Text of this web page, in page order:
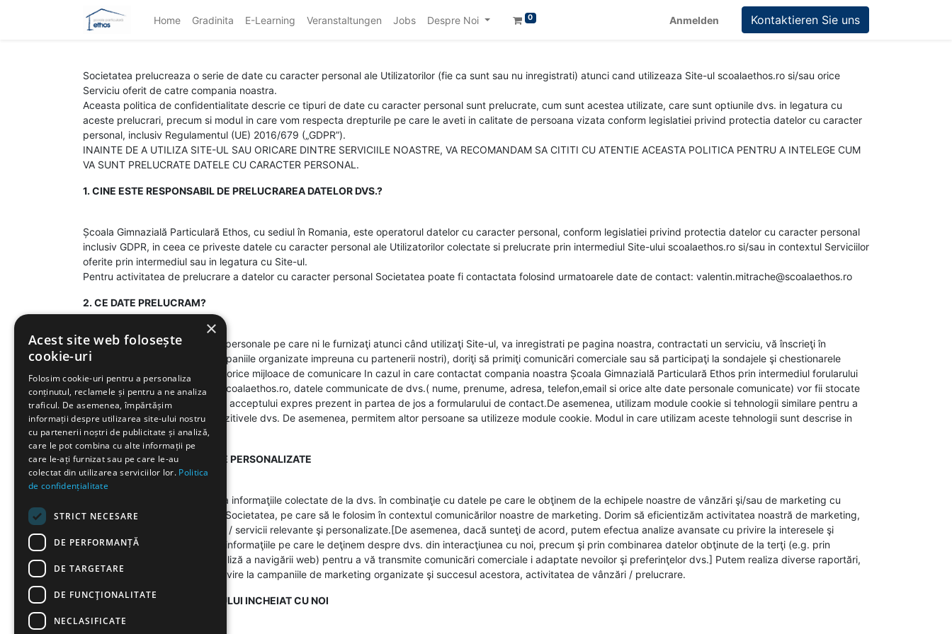
Home Gradinita E-Learning Veranstaltungen Jobs Despre Noi 0 Anmelden Kontaktieren Sie uns
Societatea prelucreaza o serie de date cu caracter personal ale Utilizatorilor (fie ca sunt sau nu inregistrati) atunci cand utilizeaza Site-ul scoalaethos.ro si/sau orice
Serviciu oferit de catre compania noastra.
Aceasta politica de confidentialitate descrie ce tipuri de date cu caracter personal sunt prelucrate, cum sunt acestea utilizate, care sunt optiunile dvs. in legatura cu
aceste prelucrari, precum si modul in care vom respecta drepturile pe care le aveti in calitate de persoana vizata conform legislatiei privind protectia datelor cu caracter
personal, inclusiv Regulamentul (UE) 2016/679 („GDPR”).
INAINTE DE A UTILIZA SITE-UL SAU ORICARE DINTRE SERVICIILE NOASTRE, VA RECOMANDAM SA CITITI CU ATENTIE ACEASTA POLITICA PENTRU A INTELEGE CUM
VA SUNT PRELUCRATE DATELE CU CARACTER PERSONAL.
1. CINE ESTE RESPONSABIL DE PRELUCRAREA DATELOR DVS.?
Școala Gimnazială Particulară Ethos, cu sediul în Romania, este operatorul datelor cu caracter personal, conform legislatiei privind protectia datelor cu caracter personal
inclusiv GDPR, in ceea ce priveste datele cu caracter personal ale Utilizatorilor colectate si prelucrate prin intermediul Site-ului scoalaethos.ro si/sau in contextul Serviciilor
oferite prin intermediul sau in legatura cu Site-ul.
Pentru activitatea de prelucrare a datelor cu caracter personal Societatea poate fi contactata folosind urmatoarele date de contact: valentin.mitrache@scoalaethos.ro
2. CE DATE PRELUCRAM?
Societatea prelucrează datele personale pe care ni le furnizaţi atunci când utilizaţi Site-ul, va inregistrati pe pagina noastra, contractati un serviciu, vă înscrieţi în
campaniile noastre (si/sau campaniile organizate impreuna cu partenerii nostri), doriţi să primiţi comunicări comerciale sau să participaţi la sondajele şi chestionarele
noastre, sau ne contactati prin orice mijloace de comunicare In cazul in care contactat compania noastra Școala Gimnazială Particulară Ethos prin intermediul forularului
de contact prezent pe site-ul scoalaethos.ro, datele communicate de dvs.( nume, prenume, adresa, telefon,email si orice alte date personale comunicate) vor fii stocate
si prelucrate doar dupa bifarea acceptului expres prezent in partea de jos a formularului de contact.De asemenea, utilizam module cookie si tehnologii similare pentru a
va recunoaste pe dvs. si dispozitivele dvs. De asemenea, permitem altor persoane sa utilizeze module cookie. Modul in care utilizam aceste tehnologii sunt descrise in
Politica privind Cookies..
3. FURNIZAREA UNOR OFERTE PERSONALIZATE
În anumite situaţii, putem utiliza informaţiile colectate de la dvs. în combinaţie cu datele pe care le obţinem de la echipele noastre de vânzări şi/sau de marketing cu
privire la interacţiunea dvs. cu Societatea, pe care să le folosim în contextul comunicărilor noastre de marketing. Dorim să eficientizăm activitatea noastră de marketing,
oferind clienţilor noştri produse / servicii relevante şi personalizate.[De asemenea, dacă sunteţi de acord, putem efectua analize avansate cu privire la interesele şi
preferinţele dvs. rezultând din informaţiile pe care le deţinem despre dvs. din interacţiunea cu noi, precum şi prin combinarea datelor obţinute de la terţi (e.g. prin
intermediul tehnologiilor de analiză a navigării web) pentru a vă transmite comunicări comerciale i adaptate nevoilor şi preferinţelor dvs.] Putem realiza diverse raportări,
analize şi studii statistice cu privire la campaniile de marketing organizate şi succesul acestora, activitatea de vânzări / prelucrare.
4. EXECUTAREA CONTRACTULUI INCHEIAT CU NOI
×
Acest site web folosește
cookie-uri
Folosim cookie-uri pentru a personaliza
conținutul, reclamele și pentru a ne analiza
traficul. De asemenea, împărtășim
informații despre utilizarea site-ului nostru
cu partenerii noștri de publicitate și analiză,
care le pot combina cu alte informații pe
care le-ați furnizat sau pe care le-au
colectat din utilizarea serviciilor lor. Politica
de confidențialitate
STRICT NECESARE
DE PERFORMANȚĂ
DE TARGETARE
DE FUNCŢIONALITATE
NECLASIFICATE